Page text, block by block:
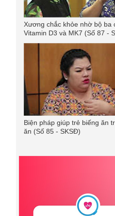
Xương chắc khỏe nhờ bộ ba
Vitamin D3 và MK7 (Số 87 -
Biện pháp giúp trẻ biếng ăn
ăn (Số 85 - SKSĐ)